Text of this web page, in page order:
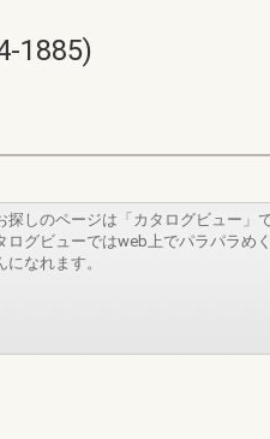
1885)
探しのページは「カタログビュー」
ログビューではweb上でパラパラめ
になれます。